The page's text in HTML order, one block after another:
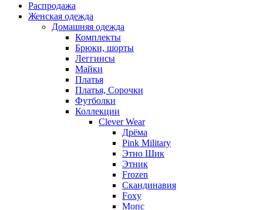
Распродажа
Женская одежда
Домашняя одежда
Комплекты
Брюки, шорты
Леггинсы
Майки
Платья
Платья, Сорочки
Футболки
Коллекции
Clever Wear
Дрёма
Pink Military
Этно Шик
Этник
Frozen
Скандинавия
Foxy
Мопс